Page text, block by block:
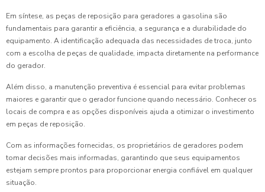
Em síntese, as peças de reposição para geradores a gasolina são
fundamentais para garantir a eficiência, a segurança e a durabilidade do
equipamento. A identificação adequada das necessidades de troca, junto
com a escolha de peças de qualidade, impacta diretamente na performance
do gerador.
Além disso, a manutenção preventiva é essencial para evitar problemas
maiores e garantir que o gerador funcione quando necessário. Conhecer os
locais de compra e as opções disponíveis ajuda a otimizar o investimento
em peças de reposição.
Com as informações fornecidas, os proprietários de geradores podem
tomar decisões mais informadas, garantindo que seus equipamentos
estejam sempre prontos para proporcionar energia confiável em qualquer
situação.